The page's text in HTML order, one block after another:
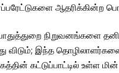
ஆதரிக்கின்ற
நிறுவனங்களை
விடும்; இந்த தொழிலாளர்களை
கட்டுப்பாட்டில் உள்ள